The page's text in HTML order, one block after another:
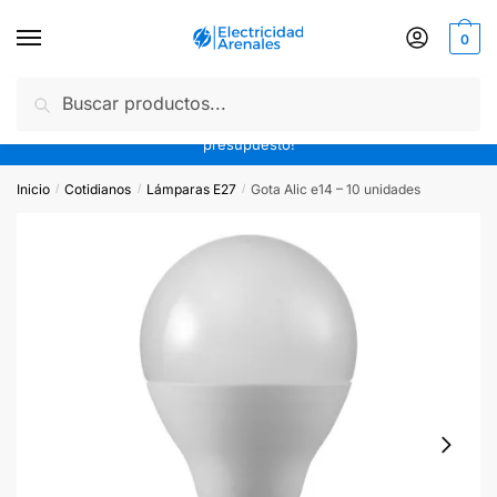
0
10% off efectivo o transferencia | 3 cuotas sin interés | Envíos
presupuesto!
Inicio / Cotidianos / Lámparas E27 / Gota Alic e14 – 10 unidades